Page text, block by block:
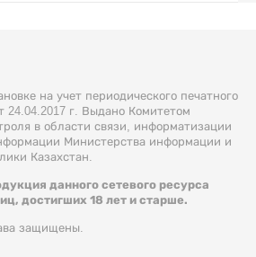
на учет периодического печатного
г. Выдано Комитетом
в области связи, информатизации
Министерства информации и
Казахстан.
данного сетевого ресурса
достигших 18 лет и старше.
защищены.